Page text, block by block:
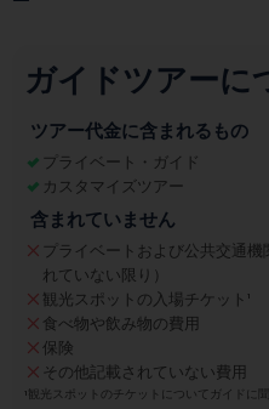
ガイドツアーに
ツアー代金に含まれるもの
プライベート・ガイド
カスタマイズツアー
含まれていません
プライベートおよび公共交通
れていない限り）
観光スポットの入場チケット ¹
食べ物や飲み物の費用
保険
その他記載されていない費用
¹観光スポットのチケットについてガイドに